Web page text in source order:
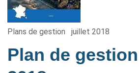
Plans de gestion juillet 2018
Plan de